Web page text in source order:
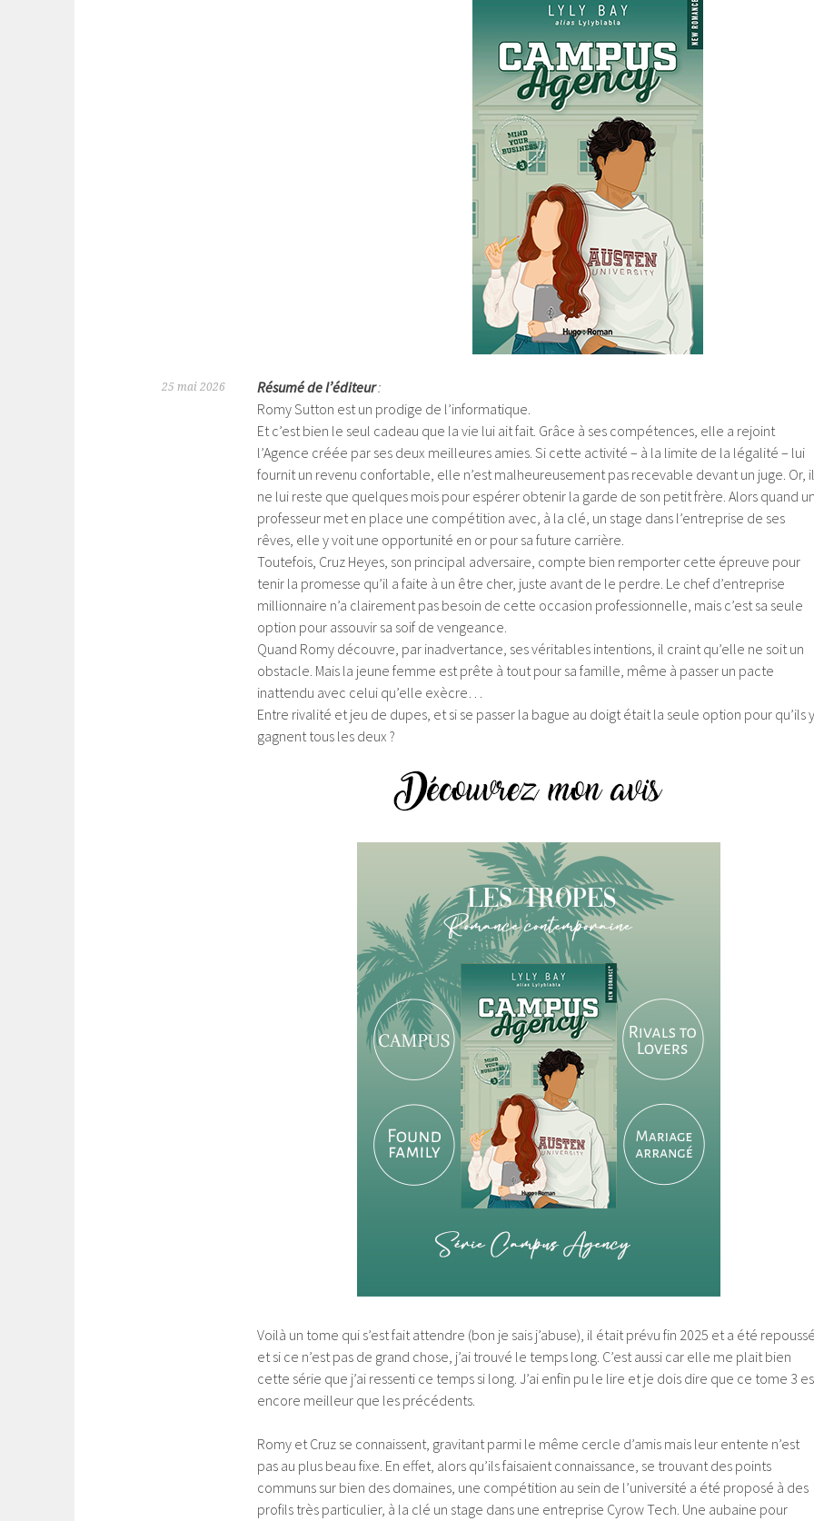
25 mai 2026 Résumé de l’éditeur:
Romy Sutton est un prodige de l’informatique.
Et c’est bien le seul cadeau que la vie lui ait fait. Grâce à ses compétences, elle a rejoint
l’Agence créée par ses deux meilleures amies. Si cette activité – à la limite de la légalité – lui
fournit un revenu confortable, elle n’est malheureusement pas recevable devant un juge. Or, il
ne lui reste que quelques mois pour espérer obtenir la garde de son petit frère. Alors quand
professeur met en place une compétition avec, à la clé, un stage dans l’entreprise de ses
rêves, elle y voit une opportunité en or pour sa future carrière.
Toutefois, Cruz Heyes, son principal adversaire, compte bien remporter cette épreuve pour
tenir la promesse qu’il a faite à un être cher, juste avant de le perdre. Le chef d’entreprise
millionnaire n’a clairement pas besoin de cette occasion professionnelle, mais c’est sa seule
option pour assouvir sa soif de vengeance.
Quand Romy découvre, par inadvertance, ses véritables intentions, il craint qu’elle ne soit un
obstacle. Mais la jeune femme est prête à tout pour sa famille, même à passer un pacte
inattendu avec celui qu’elle exècre…
Entre rivalité et jeu de dupes, et si se passer la bague au doigt était la seule option pour qu’ils y
gagnent tous les deux ?
Voilà un tome qui s’est fait attendre (bon je sais j’abuse), il était prévu fin 2025 et a été
et si ce n’est pas de grand chose, j’ai trouvé le temps long. C’est aussi car elle me plait bien
cette série que j’ai ressenti ce temps si long. J’ai enfin pu le lire et je dois dire que ce tome 3
encore meilleur que les précédents.
Romy et Cruz se connaissent, gravitant parmi le même cercle d’amis mais leur entente n’est
pas au plus beau fixe. En effet, alors qu’ils faisaient connaissance, se trouvant des points
communs sur bien des domaines, une compétition au sein de l’université a été proposé à des
profils très particulier, à la clé un stage dans une entreprise Cyrow Tech. Une aubaine pour